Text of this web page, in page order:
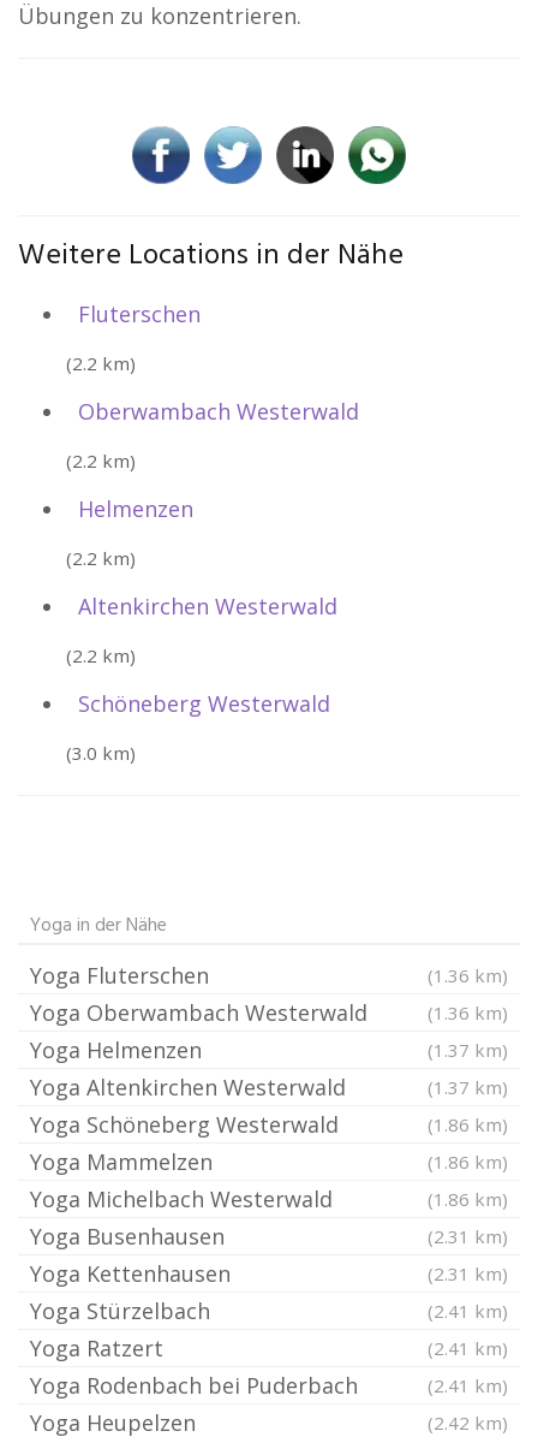
Übungen zu konzentrieren.
Weitere Locations in der Nähe
Fluterschen
(2.2 km)
Oberwambach Westerwald
(2.2 km)
Helmenzen
(2.2 km)
Altenkirchen Westerwald
(2.2 km)
Schöneberg Westerwald
(3.0 km)
Yoga in der Nähe
Yoga Fluterschen (1.36 km)
Yoga Oberwambach Westerwald (1.36 km)
Yoga Helmenzen (1.37 km)
Yoga Altenkirchen Westerwald (1.37 km)
Yoga Schöneberg Westerwald (1.86 km)
Yoga Mammelzen (1.86 km)
Yoga Michelbach Westerwald (1.86 km)
Yoga Busenhausen (2.31 km)
Yoga Kettenhausen (2.31 km)
Yoga Stürzelbach (2.41 km)
Yoga Ratzert (2.41 km)
Yoga Rodenbach bei Puderbach (2.41 km)
Yoga Heupelzen (2.42 km)